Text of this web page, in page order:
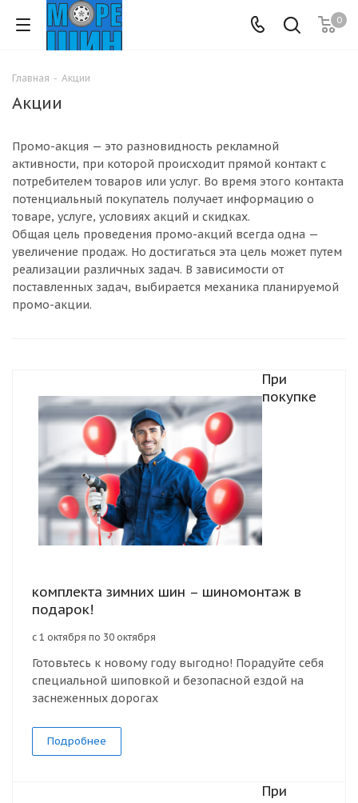
0
Главная - Акции
Акции
Промо-акция — это разновидность рекламной
активности, при которой происходит прямой контакт с
потребителем товаров или услуг. Во время этого контакта
потенциальный покупатель получает информацию о
товаре, услуге, условиях акций и скидках.
Общая цель проведения промо-акций всегда одна —
увеличение продаж. Но достигаться эта цель может путем
реализации различных задач. В зависимости от
поставленных задач, выбирается механика планируемой
промо-акции.
При
покупке
комплекта зимних шин – шиномонтаж в
подарок!
с 1 октября по 30 октября
Готовьтесь к новому году выгодно! Порадуйте себя
специальной шиповкой и безопасной ездой на
заснеженных дорогах
Подробнее
При